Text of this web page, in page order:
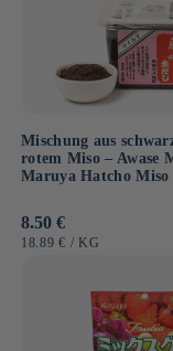
Mischung aus
rotem Miso – Awase
Maruya Hatcho Miso
Normaler
Preis
8.50 €
GRUNDPREIS
18.89 € / PRO
KG